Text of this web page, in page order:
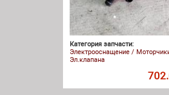
Категория запчасти:
Электрооснащение /
Эл.клапана